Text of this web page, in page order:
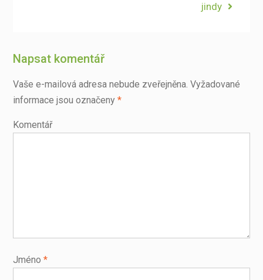
jindy
Napsat komentář
Vaše e-mailová adresa nebude zveřejněna. Vyžadované
informace jsou označeny *
Komentář
Jméno *